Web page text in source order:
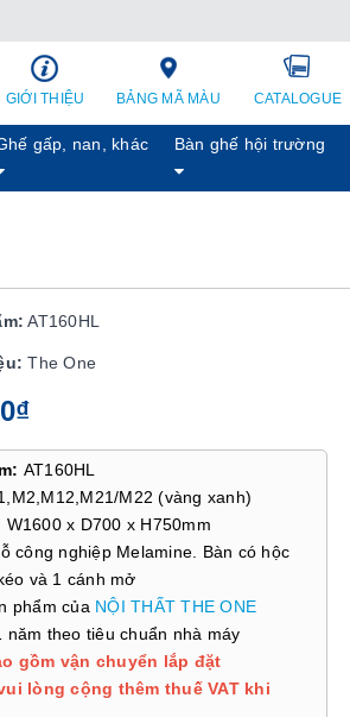
GIỚI THIỆU BẢNG MÃ MÀU CATALOGUE
gấp, nan, khác Bàn ghế hội trường
AT160HL
The One
AT160HL
M22 (vàng xanh)
W1600 x D700 x H750mm
công nghiệp Melamine. Bàn có hộc
và 1 cánh mở
phẩm của NỘI THẤT THE ONE
năm theo tiêu chuẩn nhà máy
gồm vận chuyển lắp đặt
lòng cộng thêm thuế VAT khi